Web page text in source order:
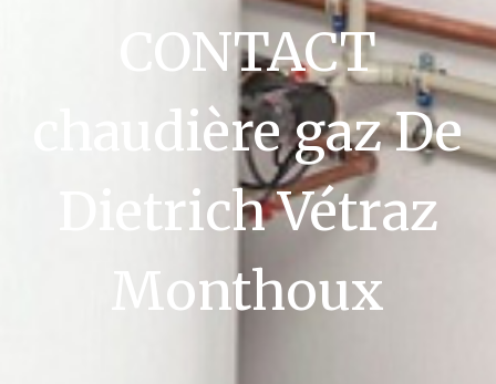
CONTACT
chaudière gaz De
Dietrich Vétraz
Monthoux